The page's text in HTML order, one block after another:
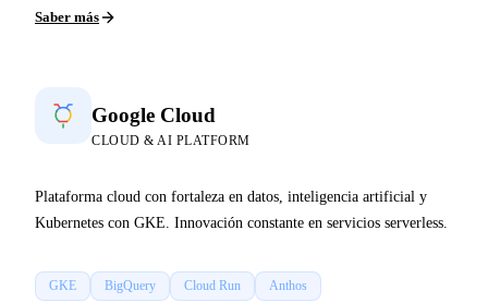
Saber más
Google Cloud
CLOUD & AI PLATFORM
Plataforma cloud con fortaleza en datos, inteligencia artificial y
Kubernetes con GKE. Innovación constante en servicios serverless.
GKE BigQuery Cloud Run Anthos